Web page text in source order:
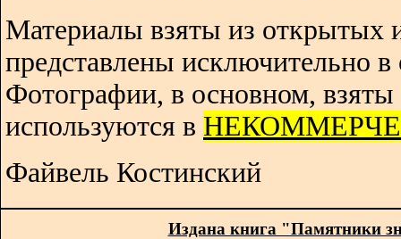
Материалы взяты из открытых
представлены исключительно
Фотографии, в основном, взяты
используются в
Файвель Костинский
Издана книга "Памятники